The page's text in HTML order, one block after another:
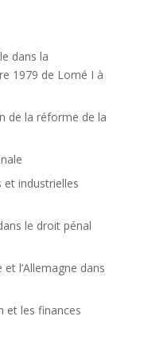
dans la
1979 de Lomé I à
de la réforme de la
et industrielles
le droit pénal
et l’Allemagne dans
et les finances